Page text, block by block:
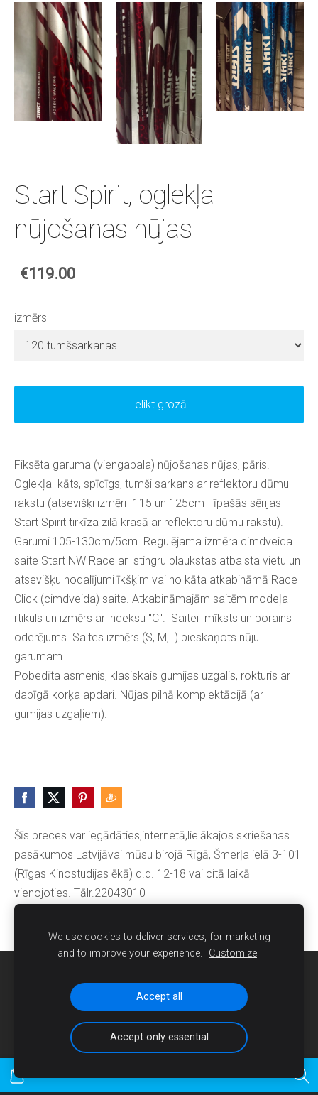
Šīs preces var iegādāties,internetā,lielākajos skriešanas
pasākumos Latvijāvai mūsu birojā Rīgā, Šmerļa ielā 3-101
(Rīgas Kinostudijas ēkā) d.d. 12-18 vai citā laikā
vienojoties. Tālr.22043010
Start Spirit, oglekļa
nūjošanas nūjas
€119.00
izmērs
Ielikt grozā
Fiksēta garuma (viengabala) nūjošanas nūjas, pāris.
Oglekļa kāts, spīdīgs, tumši sarkans ar reflektoru dūmu
rakstu (atsevišķi izmēri -115 un 125cm - īpašās sērijas
Start Spirit tirkīza zilā krasā ar reflektoru dūmu rakstu).
Garumi 105-130cm/5cm. Regulējama izmēra cimdveida
saite Start NW Race ar stingru plaukstas atbalsta vietu un
atsevišķu nodalījumi īkšķim vai no kāta atkabināmā Race
Click (cimdveida) saite. Atkabināmajām saitēm modeļa
rtikuls un izmērs ar indeksu "C". Saitei mīksts un porains
oderējums. Saites izmērs (S, M,L) pieskaņots nūju
garumam.
Pobedīta asmenis, klasiskais gumijas uzgalis, rokturis ar
dabīgā korķa apdari. Nūjas pilnā komplektācijā (ar
gumijas uzgaļiem).
We use cookies to deliver services, for marketing
and to improve your experience.
Customize
Accept all
Accept only essential